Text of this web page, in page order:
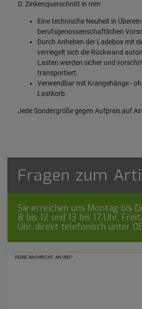
D: Zinkenquerschnitt in mm
Eine technische Neuheit in
berufsgenossenschaftlichen
Durch Anheben der Ladebox mit
verriegelt sich die Rückwand
Lasten werden sicher und
transportiert.
Verwendbar mit Krangehänge -
Lastkorb.
Jede Sondergröße gegen Aufpreis auf
Fragen zum
Sie erreichen uns Montag bis
8 bis 12 und 13 bis 17 Uhr,
Uhr, direkt telefonisch unter
DEINE NACHRICHT AN UNS*
Ceres::Template.mailFormHoneypotLabel